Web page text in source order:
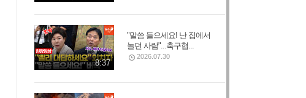
8:37
"말씀 들으세요! 난 집에서
놀던 사람"...축구협...
2026.07.30